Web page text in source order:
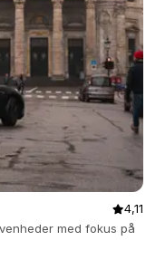
4,11
med fokus på